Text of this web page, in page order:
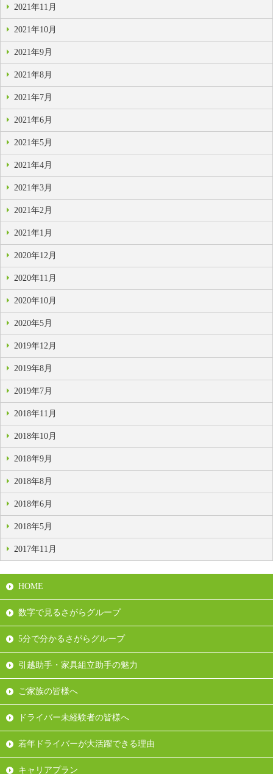
2021年11月
2021年10月
2021年9月
2021年8月
2021年7月
2021年6月
2021年5月
2021年4月
2021年3月
2021年2月
2021年1月
2020年12月
2020年11月
2020年10月
2020年5月
2019年12月
2019年8月
2019年7月
2018年11月
2018年10月
2018年9月
2018年8月
2018年6月
2018年5月
2017年11月
HOME
数字で見るさがらグループ
5分で分かるさがらグループ
引越助手・家具組立助手の魅力
ご家族の皆様へ
ドライバー未経験者の皆様へ
若年ドライバーが大活躍できる理由
キャリアプラン